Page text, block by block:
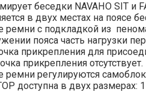
беседки NAVAHO SIT и
в двух местах на поясе
с подкладкой из
пояса часть нагрузки
прикрепления для
прикрепления отсутствует.
регулируются
доступна в двух размерах: